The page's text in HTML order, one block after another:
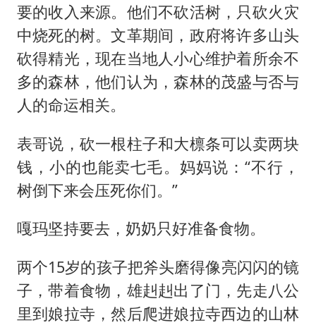
要的收入来源。他们不砍活树，只砍火灾
中烧死的树。文革期间，政府将许多山头
砍得精光，现在当地人小心维护着所余不
多的森林，他们认为，森林的茂盛与否与
人的命运相关。
表哥说，砍一根柱子和大檩条可以卖两块
钱，小的也能卖七毛。妈妈说：“不行，
树倒下来会压死你们。”
嘎玛坚持要去，奶奶只好准备食物。
两个15岁的孩子把斧头磨得像亮闪闪的镜
子，带着食物，雄赳赳出了门，先走八公
里到娘拉寺，然后爬进娘拉寺西边的山林